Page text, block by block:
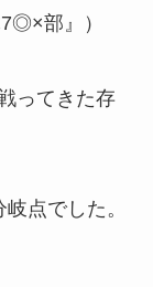
部』）
ってきた存
点でした。